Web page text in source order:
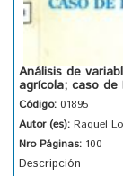
Análisis de
agrícola; caso de
Código: 01895
Autor (es): Raquel
Nro Páginas: 100
Descripción